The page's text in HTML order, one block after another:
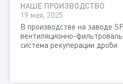
НАШЕ ПРОИЗВОДСТВО
19 мая, 2025
В производстве на заводе
вентиляционно-
система рекуперации дроби